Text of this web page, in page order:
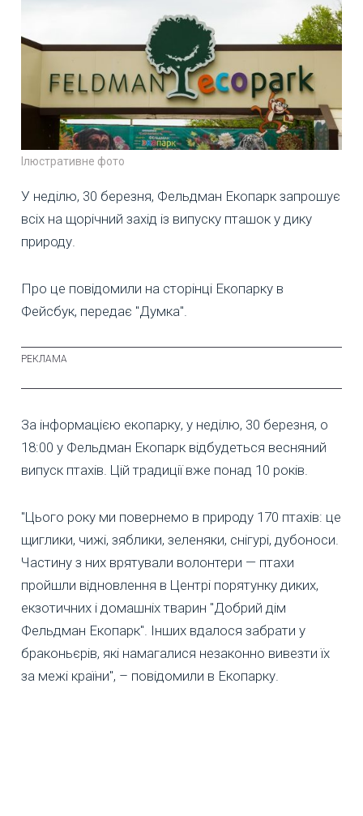
Ілюстративне фото
У неділю, 30 березня, Фельдман Екопарк запрошує
всіх на щорічний захід із випуску пташок у дику
природу.
Про це повідомили на сторінці Екопарку в
Фейсбук, передає "Думка".
За інформацією екопарку, у неділю, 30 березня, о
18:00 у Фельдман Екопарк відбудеться весняний
випуск птахів. Цій традиції вже понад 10 років.
"Цього року ми повернемо в природу 170 птахів: це
щиглики, чижі, зяблики, зеленяки, снігурі, дубоноси.
Частину з них врятували волонтери — птахи
пройшли відновлення в Центрі порятунку диких,
екзотичних і домашніх тварин "Добрий дім
Фельдман Екопарк". Інших вдалося забрати у
браконьєрів, які намагалися незаконно вивезти їх
за межі країни", – повідомили в Екопарку.